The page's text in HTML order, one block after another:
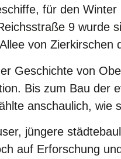
für den
9 wurde
von
Geschichte von
Bis zum Bau der
anschaulich, wie
jüngere
auf Erforschung